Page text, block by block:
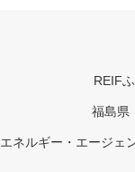
REIF
福島県
エネルギー・エージェ